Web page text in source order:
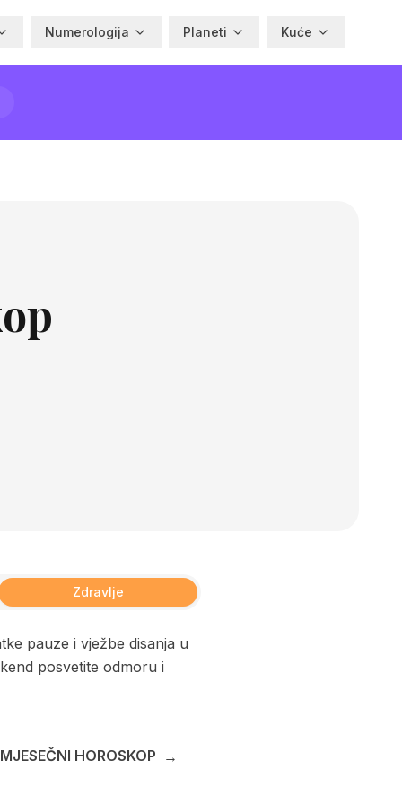
Numerologija Planeti Kuće
Zdravlje
pauze i vježbe disanja u
posvetite odmoru i
HOROSKOP →